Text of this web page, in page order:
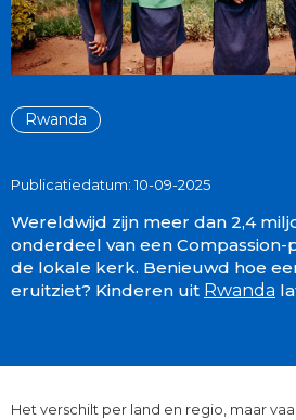
Rwanda
Publicatiedatum: 10-09-2025
Wereldwijd zijn meer dan 2,4
onderdeel van een
de lokale kerk. Benieuwd hoe
eruitziet? Kinderen uit Rwanda
Het verschilt per land en regio, maar